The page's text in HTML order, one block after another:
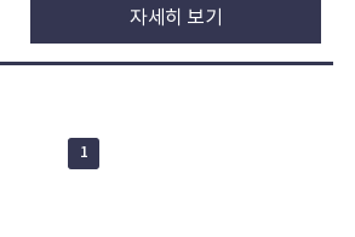
자세히 보기
1